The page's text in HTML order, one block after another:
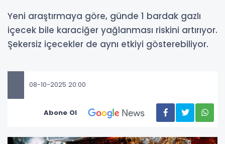
Yeni araştırmaya göre, günde 1 bardak gazlı
içecek bile karaciğer yağlanması riskini artırıyor.
Şekersiz içecekler de aynı etkiyi gösterebiliyor.
08-10-2025 20:00
Abone Ol